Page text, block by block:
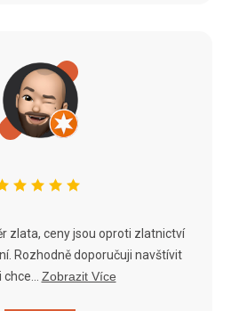
zlata, ceny jsou oproti zlatnictví
Rozhodně doporučuji navštívit
Zobrazit Více